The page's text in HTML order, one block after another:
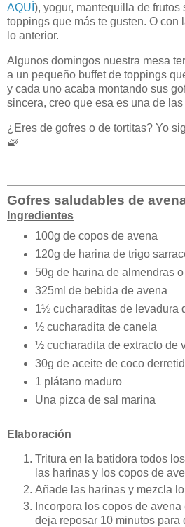
AQUÍ ), yogur, mantequilla de frutos
toppings que más te gusten. O con
lo anterior.
Algunos domingos nuestra mesa
a un pequeño buffet de toppings
y cada uno acaba montando sus
sincera, creo que esa es una de
¿Eres de gofres o de tortitas? Yo
🧇
Gofres saludables de
Ingredientes
100g de copos de avena
120g de harina de trigo
50g de harina de almendras o
325ml de bebida de avena
1½ cucharaditas de levadura
½ cucharadita de canela
½ cucharadita de extracto de
30g de aceite de coco
1 plátano maduro
Una pizca de sal marina
Elaboración
Tritura en la batidora todos
las harinas y los copos de
Añade las harinas y mezcla
Incorpora los copos de
deja reposar 10 minutos para